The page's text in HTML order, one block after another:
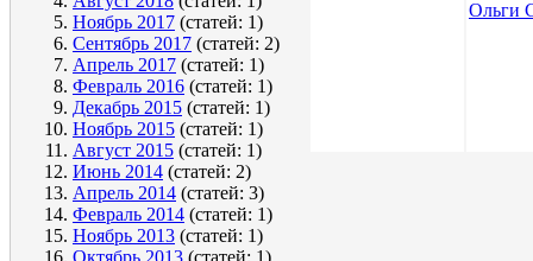
Ноябрь 2017 (статей: 1)
Сентябрь 2017 (статей: 2)
Апрель 2017 (статей: 1)
Февраль 2016 (статей: 1)
Декабрь 2015 (статей: 1)
Ноябрь 2015 (статей: 1)
Август 2015 (статей: 1)
Июнь 2014 (статей: 2)
Апрель 2014 (статей: 3)
Февраль 2014 (статей: 1)
Ноябрь 2013 (статей: 1)
Октябрь 2013 (статей: 1)
Ольги